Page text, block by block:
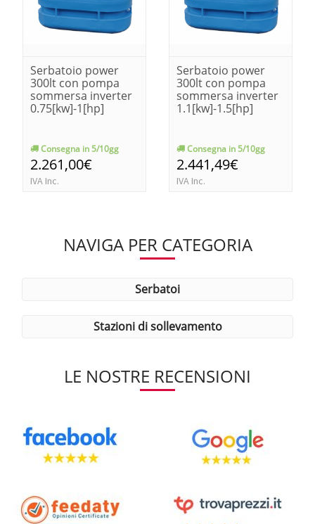
Serbatoio power
300lt con pompa
sommersa inverter
0.75[kw]-1[hp]
Consegna in 5/10gg
2.261,00€
IVA Inc.
Serbatoio power
300lt con pompa
sommersa inverter
1.1[kw]-1.5[hp]
Consegna in 5/10gg
2.441,49€
IVA Inc.
NAVIGA PER CATEGORIA
serbatoi
stazioni di sollevamento
LE NOSTRE RECENSIONI